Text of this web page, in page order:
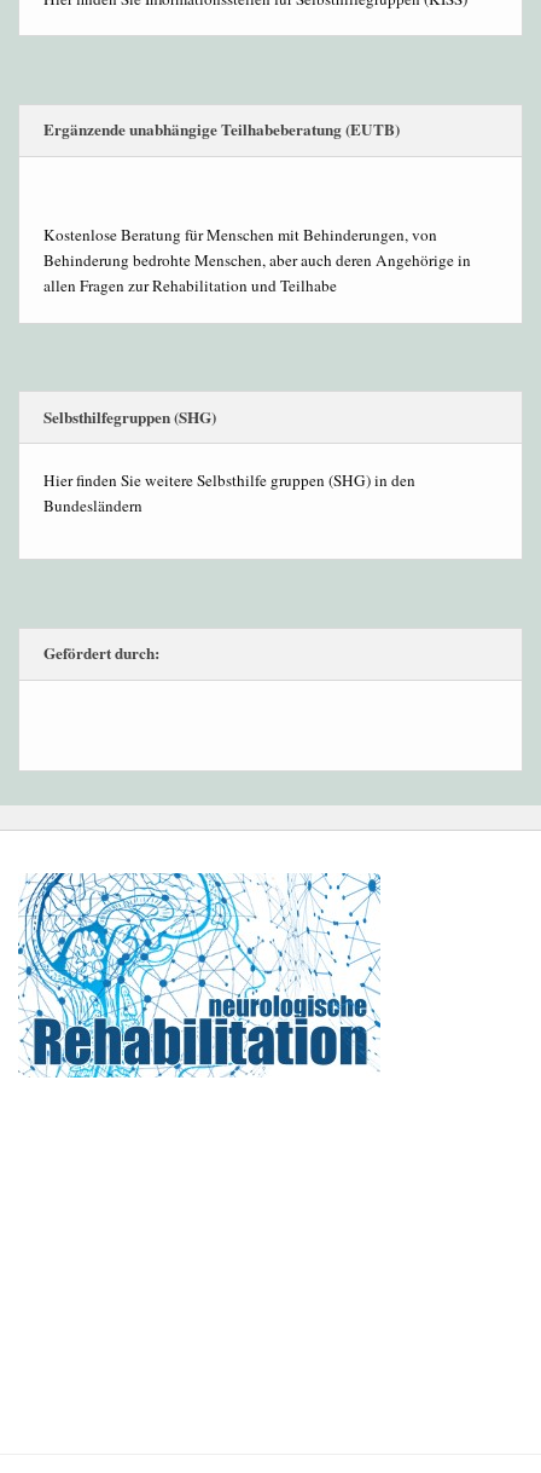
Ergänzende unabhängige Teilhabeberatung (EUTB)
Kostenlose Beratung für Menschen mit Behinderungen, von
Behinderung bedrohte Menschen, aber auch deren Angehörige in
allen Fragen zur Rehabilitation und Teilhabe
Selbsthilfegruppen (SHG)
Hier finden Sie weitere Selbsthilfe gruppen (SHG) in den
Bundesländern
Gefördert durch: